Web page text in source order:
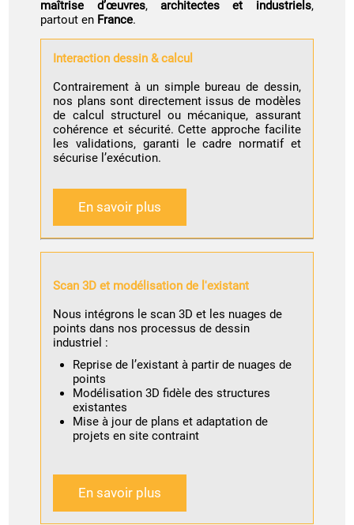
maîtrise d’œuvres,architectes et industriels,
partout en France.
Interaction dessin & calcul
Contrairement à un simple bureau de dessin,
nos plans sont directement issus de modèles
de calcul structurel ou mécanique, assurant
cohérence et sécurité. Cette approche facilite
les validations, garanti le cadre normatif et
sécurise l’exécution.
En savoir plus
Scan 3D et modélisation de l'existant
Nous intégrons le scan 3D et les nuages de
points dans nos processus de dessin
industriel :
Reprise de l’existant à partir de nuages de
points
Modélisation 3D fidèle des structures
existantes
Mise à jour de plans et adaptation de
projets en site contraint
En savoir plus